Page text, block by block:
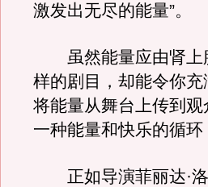
激发出无尽的能量”。
虽然能量应由肾上
样的剧目，却能令你
将能量从舞台上传到
一种能量和快乐的循
正如导演菲丽达·洛